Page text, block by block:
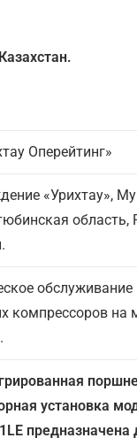
Оперейтинг»
«Урихтау»,
область,
компрессоров на
установка
LE предназначена